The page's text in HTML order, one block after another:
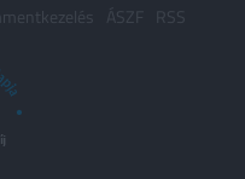
ÁSZF RSS